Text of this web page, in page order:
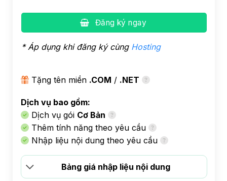
Đăng ký ngay
* Áp dụng khi đăng ký cùng Hosting
Tặng tên miền .COM / .NET
Dịch vụ bao gồm:
Dịch vụ gói Cơ Bản
Thêm tính năng theo yêu cầu
Nhập liệu nội dung theo yêu cầu
Bảng giá nhập liệu nội dung